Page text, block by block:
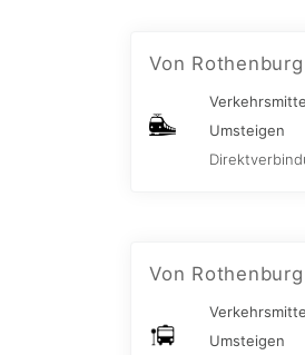
Von
Umsteigen
Von
Umsteigen